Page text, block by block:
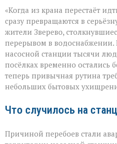
«Когда из крана перестаёт
сразу превращаются в
жители Зверево,
перерывом в водоснабжении.
насосной станции тысячи
посёлках временно остались
теперь привычная рутина
небольших бытовых
Что случилось на
Причиной перебоев стали